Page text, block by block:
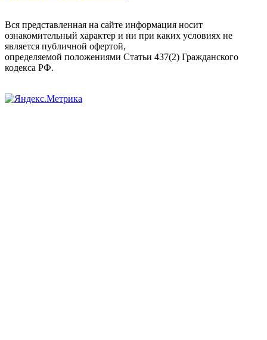
Вся представленная на сайте информация носит
ознакомительный характер и ни при каких условиях не
является публичной офертой,
определяемой положениями Статьи 437(2) Гражданского
кодекса РФ.